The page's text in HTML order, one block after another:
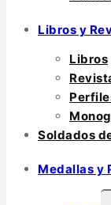
Libros y
Libros
Soldados
Medallas y